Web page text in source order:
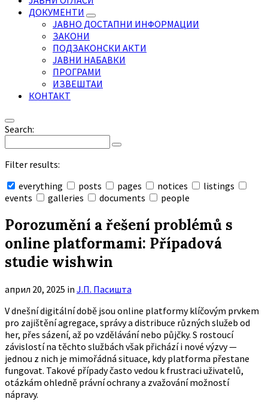
ДОКУМЕНТИ
ЈАВНО ДОСТАПНИ ИНФОРМАЦИИ
ЗАКОНИ
ПОДЗАКОНСКИ АКТИ
ЈАВНИ НАБАВКИ
ПРОГРАМИ
ИЗВЕШТАИ
КОНТАКТ
Search:
Filter results:
everything
posts pages notices
listings
events
galleries documents people
search
Porozumění a řešení problémů s
online platformami: Případová
studie wishwin
април 20, 2025 in Ј.П. Пасишта
V dnešní digitální době jsou online platformy klíčovým prvkem
pro zajištění agregace, správy a distribuce různých služeb od
her, přes sázení, až po vzdělávání nebo půjčky. S rostoucí
závislostí na těchto službách však přichází i nové výzvy —
jednou z nich je mimořádná situace, kdy platforma přestane
fungovat. Takové případy často vedou k frustraci uživatelů,
otázkám ohledně právní ochrany a zvažování možností
nápravy.